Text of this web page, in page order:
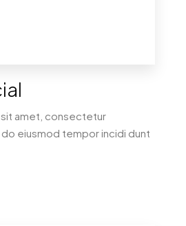
amet, consectetur
eiusmod tempor incidi dunt